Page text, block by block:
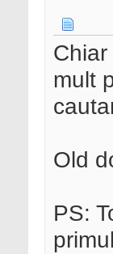
mult
Old
PS: